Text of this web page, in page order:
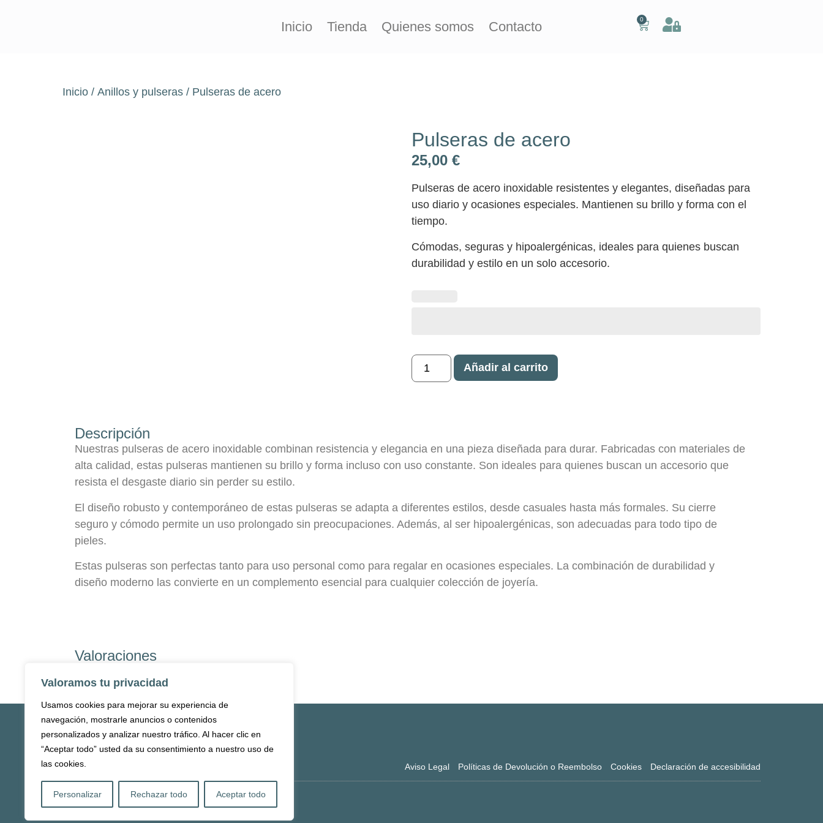
Valoramos tu privacidad
Usamos cookies para mejorar su experiencia de
navegación, mostrarle anuncios o contenidos
personalizados y analizar nuestro tráfico. Al hacer clic en
“Aceptar todo” usted da su consentimiento a nuestro uso de
las cookies.
Personalizar Rechazar todo Aceptar todo
Inicio Tienda Quienes somos Contacto 0
Inicio / Anillos y pulseras / Pulseras de acero
Pulseras de acero
25,00 €
Pulseras de acero inoxidable resistentes y elegantes, diseñadas para
uso diario y ocasiones especiales. Mantienen su brillo y forma con el
tiempo.
Cómodas, seguras y hipoalergénicas, ideales para quienes buscan
durabilidad y estilo en un solo accesorio.
Añadir al carrito
Descripción
Nuestras pulseras de acero inoxidable combinan resistencia y elegancia en una pieza diseñada para durar. Fabricadas con materiales de
alta calidad, estas pulseras mantienen su brillo y forma incluso con uso constante. Son ideales para quienes buscan un accesorio que
resista el desgaste diario sin perder su estilo.
El diseño robusto y contemporáneo de estas pulseras se adapta a diferentes estilos, desde casuales hasta más formales. Su cierre
seguro y cómodo permite un uso prolongado sin preocupaciones. Además, al ser hipoalergénicas, son adecuadas para todo tipo de
pieles.
Estas pulseras son perfectas tanto para uso personal como para regalar en ocasiones especiales. La combinación de durabilidad y
diseño moderno las convierte en un complemento esencial para cualquier colección de joyería.
Valoraciones
Inicio Aviso Legal Políticas de Devolución o Reembolso Cookies Declaración de accesibilidad